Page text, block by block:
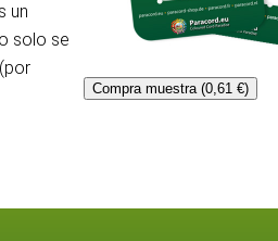
un
solo se
Compra muestra (0,61 €)